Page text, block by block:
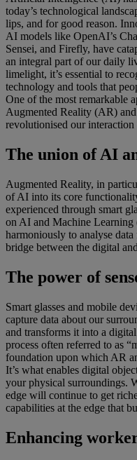
today’s technological
lips, and for good reason.
AI models like OpenAI’s
Sensei, and Firefly, have
an integral part of our daily
limelight, it’s essential to
technology and tools that
One of the most remarkable
Augmented Reality (AR)
revolutionised our
The union of AI
Augmented Reality, in
of AI into its core
experienced through smart
on AI and Machine
harmoniously to analyse
bridge between the digital
The power of
Smart glasses and mobile
capture data about our
and transforms it into a
process often referred to as
foundation upon which AR
It’s what enables digital
your physical surroundings.
edge will continue to get
capabilities at the edge that
Enhancing